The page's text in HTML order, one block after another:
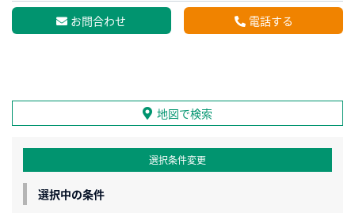
お問合わせ 電話する
地図で検索
選択条件変更
選択中の条件